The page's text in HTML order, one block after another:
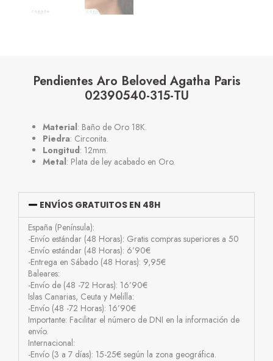
Pendientes Aro Beloved Agatha Paris
02390540-315-TU
Material: Baño de Oro 18K.
Piedra: Circonita.
Longitud: 12mm.
Metal: Plata de ley acabado en Oro.
ENVÍOS GRATUITOS EN 48H
España (Península):
-Envío estándar (48 Horas): Gratis compras superiores a 50
-Envío estándar (48 Horas): 6’90€
-Entrega en Sábado (48 Horas): 9,95€
Baleares:
-Envío de (48 -72 Horas): 16’90€
Islas Canarias, Ceuta y Melilla:
-Envío (48 -72 Horas): 16’90€
Importante: Facilitar el número de DNI en la información de
envío.
Internacional:
-Envío (3 a 7 días): 15-25€ según la zona geográfica.